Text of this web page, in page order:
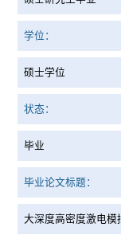
学位：
硕士学位
状态：
毕业
毕业论文标题：
大深度高密度激电模